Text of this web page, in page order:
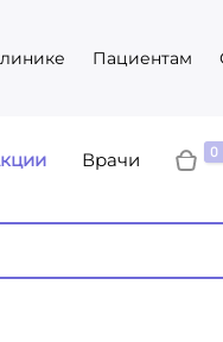
Пациентам
Врачи